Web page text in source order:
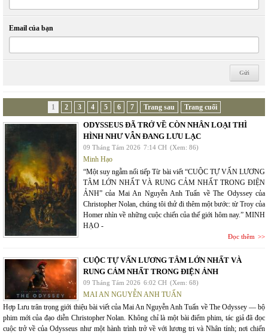
Email của bạn
1 2 3 4 5 6 7 Trang sau Trang cuối
ODYSSEUS ĐÃ TRỞ VỀ CÒN NHÂN LOẠI THÌ
HÌNH NHƯ VẪN ĐANG LƯU LẠC
09 Tháng Tám 2026 7:14 CH (Xem: 86)
Minh Hạo
“Một suy ngẫm nối tiếp Từ bài viết “CUỘC TỰ VẤN LƯƠNG
TÂM LỚN NHẤT VÀ RUNG CẢM NHẤT TRONG ĐIỆN
ẢNH” của Mai An Nguyễn Anh Tuấn về The Odyssey của
Christopher Nolan, chúng tôi thử đi thêm một bước: từ Troy của
Homer nhìn về những cuộc chiến của thế giới hôm nay.” MINH
HẠO -
Đọc thêm
CUỘC TỰ VẤN LƯƠNG TÂM LỚN NHẤT VÀ
RUNG CẢM NHẤT TRONG ĐIỆN ẢNH
09 Tháng Tám 2026 6:02 CH (Xem: 68)
MAI AN NGUYỄN ANH TUẤN
Hợp Lưu trân trọng giới thiệu bài viết của Mai An Nguyễn Anh Tuấn về The Odyssey — bộ
phim mới của đạo diễn Christopher Nolan. Không chỉ là một bài điểm phim, tác giả đã đọc
cuộc trở về của Odysseus như một hành trình trở về với lương tri và Nhân tính; nơi chiến